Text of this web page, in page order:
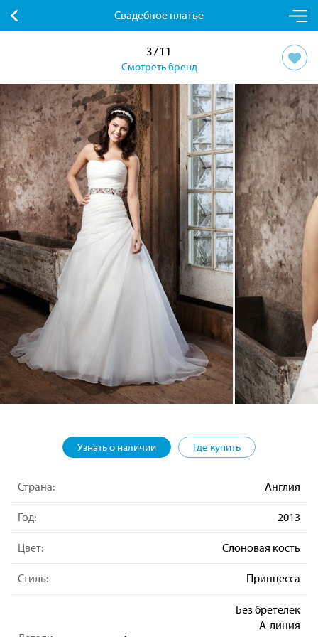
Свадебное платье
3711
Смотреть бренд
Узнать о наличии Где купить
Страна: Англия
Год: 2013
Цвет: Слоновая кость
Стиль: Принцесса
Без бретелек
А-линия